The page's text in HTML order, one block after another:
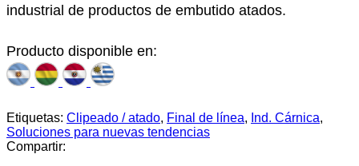
industrial de productos de embutido atados.
Producto disponible en:
Etiquetas: Clipeado / atado, Final de línea, Ind. Cárnica,
Soluciones para nuevas tendencias
Compartir: